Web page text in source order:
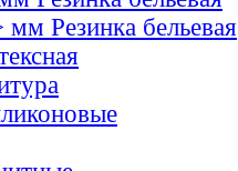
мм Резинка бельевая